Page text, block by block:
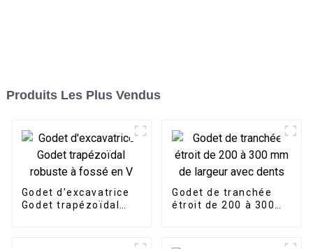
Produits Les Plus Vendus
Godet d'excavatrice
Godet trapézoïdal
Godet de tranchée
étroit de 200 à 300